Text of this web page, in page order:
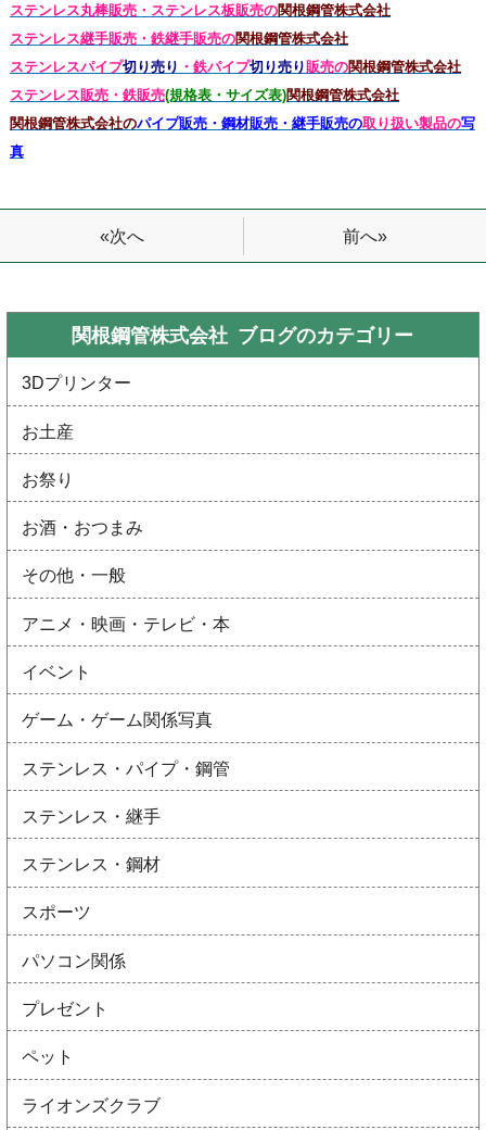
ステンレス丸棒販売・ ステンレス板販売の関根鋼管株式会社
ステンレス継手販売・鉄継手販売の関根鋼管株式会社
ステンレスパイプ切り売り ・鉄パイプ切り売り 販売の関根鋼管株式会社
ステンレス販売・鉄販売(規格表・サイズ表)関根鋼管株式会社
関根鋼管株式会社のパイプ販売・鋼材販売・継手販売の取り扱い製品の写
真
«次へ 前へ»
関根鋼管株式会社 ブログのカテゴリー
3Dプリンター
お土産
お祭り
お酒・おつまみ
その他・一般
アニメ・映画・テレビ・本
イベント
ゲーム・ゲーム関係写真
ステンレス・パイプ・鋼管
ステンレス・継手
ステンレス・鋼材
スポーツ
パソコン関係
プレゼント
ペット
ライオンズクラブ